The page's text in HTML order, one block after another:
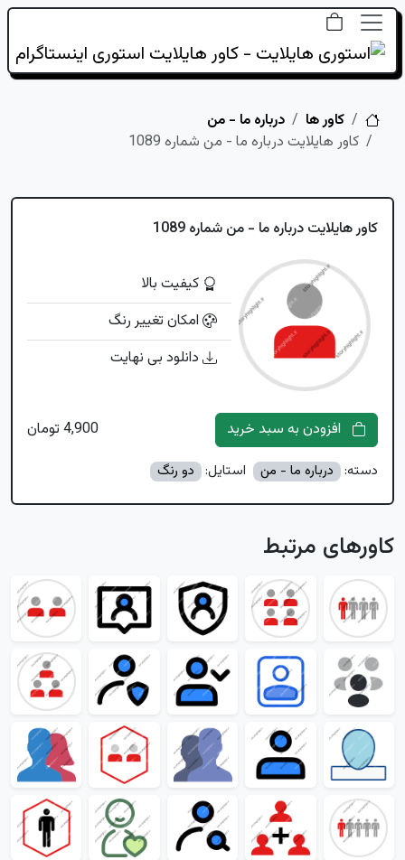
خانهکاور ها
درباره ما - من
کاور هایلایت درباره ما - من شماره 1089
کاور هایلایت درباره ما - من شماره 1089
کیفیت بالا
امکان تغییر رنگ
دانلود بی نهایت
4,900 تومان
دسته: درباره ما - من استایل: دو رنگ
کاورهای مرتبط